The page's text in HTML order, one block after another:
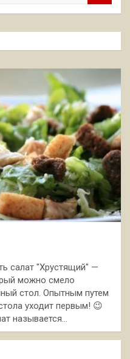
салат "Хрустящий" —
можно смело
стол. Опытным путем
уходит первым! 😉
называется…